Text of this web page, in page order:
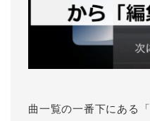
曲一覧の一番下にある「